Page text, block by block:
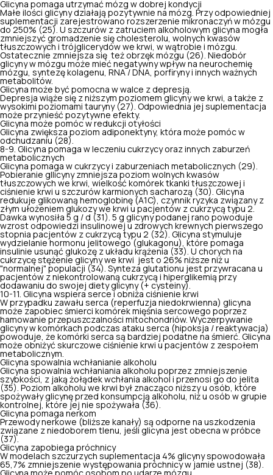
Glicyna pomaga utrzymać mózg w dobrej kondycji
Małe ilości glicynydziałają pozytywnie na mózg . Przy odpowiedniej
suplementacji zarejestrowano rozszerzenie mikronaczyń w mózgu
do 250% (25). U szczurów z zatruciem alkoholowym glicyna mogła
zmniejszyć gromadzenie się cholesterolu, wolnych kwasów
tłuszczowych i trójglicerydów we krwi, w wątrobie i mózgu.
Ostatecznie zmniejsza się też obrzęk mózgu (26). Niedobór
glicyny w mózgu może mieć negatywny wpływ na neurochemię
mózgu, syntezę kolagenu, RNA / DNA, porfiryny i innych ważnych
metabolitów.
Glicyna może być pomocna w walce z depresją.
Depresja wiąże się z niższym poziomem glicyny we krwi, a także z
wysokimi poziomami tauryny (27). Odpowiednia jej suplementacja
może przynieść pozytywne efekty.
Glicyna może pomóc w redukcji otyłości
Glicyna zwiększa poziom adiponektyny, która może pomóc w
odchudzaniu (28).
8-9. Glicyna pomaga w leczeniu cukrzycy oraz innych zaburzeń
metabolicznych
Glicyna pomaga w cukrzycy i zaburzeniach metabolicznych (29).
Pobieranie gllicyny zmniejsza poziom wolnych kwasów
tłuszczowych we krwi, wielkość komórek tkanki tłuszczowej i
ciśnienie krwi u szczurów karmionych sacharozą (30). Glicyna
redukuje glikowaną hemoglobinę (A1C), czynnik ryzyka związany z
złym ułożeniem glukozy we krwi u pacjentów z cukrzycą typu 2.
Dawka wynosiła 5 g / d (31). 5 g glicyny podanej rano powoduje
wzrost odpowiedzi insulinowej u zdrowych krewnych pierwszego
stopnia pacjentów z cukrzycą typu 2 (32). Glicyna stymuluje
wydzielanie hormonu jelitowego (glukagonu), które pomaga
insulinie usunąć glukozę z układu krążenia (33). U chorych na
cukrzycę stężenie glicyny we krwi jest o 26% niższe niż u
"normalnej" populacji (34). Synteza glutationu jest przywracana u
pacjentów z niekontrolowaną cukrzycą i hiperglikemią przy
dodawaniu do swojej diety glicyny (+ cysteiny).
10-11. Glicyna wspiera serce i obniża ciśnienie krwi
W przypadku zawału serca (reperfuzja niedokrwienna) glicyna
może zapobiec śmierci komórek mięśnia sercowego poprzez
hamowanie przepuszczalności mitochondriów. Wyczerpywanie
glicyny w komórkach podczas ataku serca (hipoksja / reaktywacja)
powoduje, że komórki serca są bardziej podatne na śmierć. Glicyna
może obniżyć skurczowe ciśnienie krwi u pacjentów z zespołem
metabolicznym.
Glicyna spowalnia wchłanianie alkoholu
Glicyna spowalnia wchłaniania alkoholu poprzez zmniejszenie
szybkości, z jaką żołądek wchłania alkohol i przenosi go do jelita
(35). Poziom alkoholu we krwi był znacząco niższy u osób, które
spożywały glicynę przed konsumpcją alkoholu, niż u osób w grupie
kontrolnej, które jej nie spożywała (36).
Glicyna pomaga nerkom
Przewody nerkowe (bliższe kanały) są odporne na uszkodzenia
związane z niedoborem tlenu, jeśli glicyna jest obecna w próbce
(37).
Glicyna zapobiega próchnicy
W modelach szczurzych suplementacja 4% glicyny spowodowała
65,7% zmniejszenie występowania próchnicy w jamie ustnej (38).
Glicyna może pomóc osobom po udarze mózgu